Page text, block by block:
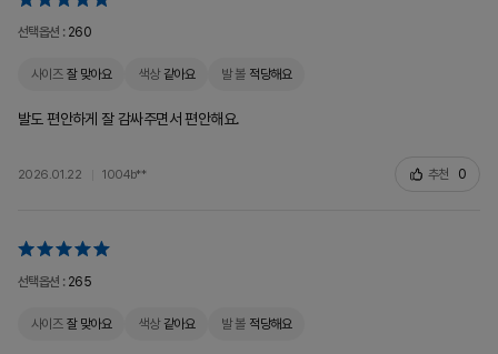
선택옵션 : 260
사이즈 잘 맞아요 색상 같아요 발 볼 적당해요
발도 편안하게 잘 감싸주면서 편안해요.
2026.01.22 1004b** 추천 0
선택옵션 : 265
사이즈 잘 맞아요 색상 같아요 발 볼 적당해요